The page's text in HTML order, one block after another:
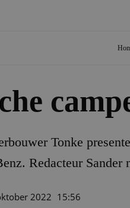
Tonke
Redacteur
2022 15:56